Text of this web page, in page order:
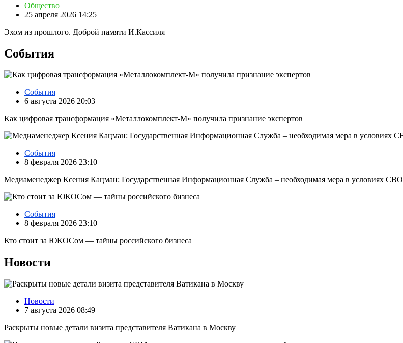
Общество
25 апреля 2026 14:25
Эхом из прошлого. Доброй памяти И.Кассиля
События
События
6 августа 2026 20:03
Как цифровая трансформация «Металлокомплект-М» получила признание экспертов
События
8 февраля 2026 23:10
Медиаменеджер Ксения Кацман: Государственная Информационная Служба – необходимая мера в условиях СВО
События
8 февраля 2026 23:10
Кто стоит за ЮКОСом — тайны российского бизнеса
Новости
Новости
7 августа 2026 08:49
Раскрыты новые детали визита представителя Ватикана в Москву